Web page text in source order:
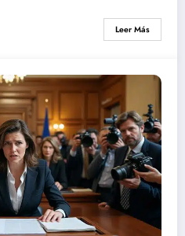
Leer Más